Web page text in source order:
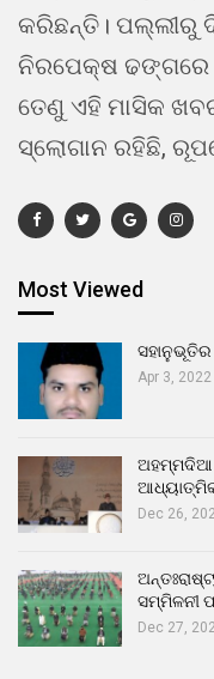
କରିଛନ୍ତି। ପଲ୍ଲୀରୁ
ନିରପେକ୍ଷ ଢଙ୍ଗରେ
ତେଣୁ ଏହି ମାସିକ
ସ୍ଲୋଗାନ ରହିଛି,
Most Viewed
ସହାନୁଭୂତିର
Apr 3, 2022
ଅହମ୍ମଦିଆ
ଆଧ୍ୟାତ୍ମିକ
Dec 26,
ସମ୍ମିଳନୀ
Dec 27,